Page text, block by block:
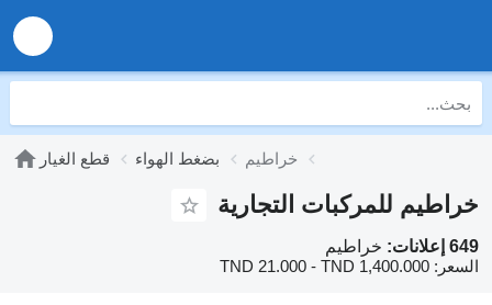
قطع الغيار بضغط الهواء خراطيم
خراطيم للمركبات التجارية
649 إعلانات:
خراطيم
السعر: TND 21.000 - TND 1,400.000